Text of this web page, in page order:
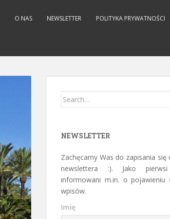
O NAS NEWSLETTER POLITYKA PRYWATNOŚCI
Search for:
NEWSLETTER
Zachęcamy Was do zapisania się
newslettera :). Jako pierwsi
informowani m.in. o pojawieniu
wpisów.
Imię